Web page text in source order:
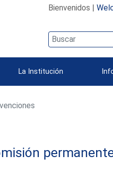
Bienvenidos |
La Institución